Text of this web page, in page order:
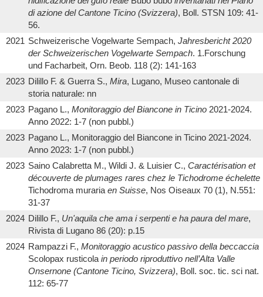
di azione del Cantone Ticino (Svizzera), Boll. STSN 109: 41-
56.
2021 Schweizerische Vogelwarte Sempach, Jahresbericht 2020
der Schweizerischen Vogelwarte Sempach. 1.Forschung
und Facharbeit, Orn. Beob. 118 (2): 141-163
2023 Dilillo F. & Guerra S., Mira, Lugano, Museo cantonale di
storia naturale: nn
2023 Pagano L., Monitoraggio del Biancone in Ticino 2021-2024.
Anno 2022: 1-7 (non pubbl.)
2023 Pagano L., Monitoraggio del Biancone in Ticino 2021-2024.
Anno 2023: 1-7 (non pubbl.)
2023 Saino Calabretta M., Wildi J. & Luisier C., Caractérisation et
découverte de plumages rares chez le Tichodrome échelette
Tichodroma muraria en Suisse, Nos Oiseaux 70 (1), N.551:
31-37
2024 Dilillo F., Un'aquila che ama i serpenti e ha paura del mare,
Rivista di Lugano 86 (20): p.15
2024 Rampazzi F., Monitoraggio acustico passivo della beccaccia
Scolopax rusticola in periodo riproduttivo nell’Alta Valle
Onsernone (Cantone Ticino, Svizzera), Boll. soc. tic. sci nat.
112: 65-77